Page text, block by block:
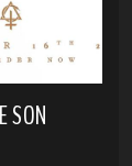
SON